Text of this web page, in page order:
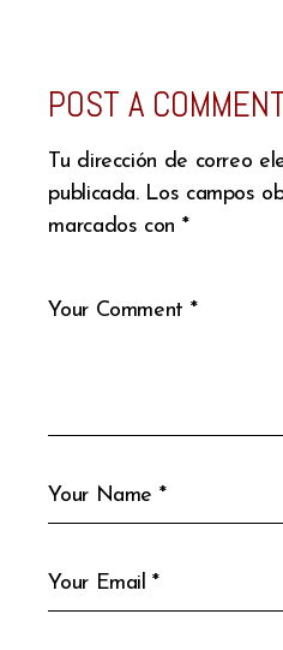
POST A
Tu dirección de correo
publicada. Los campos
marcados con *